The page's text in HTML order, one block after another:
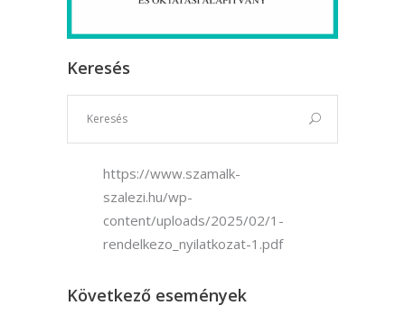
Keresés
https://www.szamalk-
szalezi.hu/wp-
content/uploads/2025/02/1-
rendelkezo_nyilatkozat-1.pdf
Következő események